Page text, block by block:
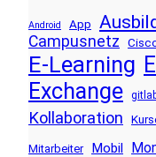
Android App
Campusnetz
E-Learning
Exchange
Kollaboration
Mitarbeiter Mobil